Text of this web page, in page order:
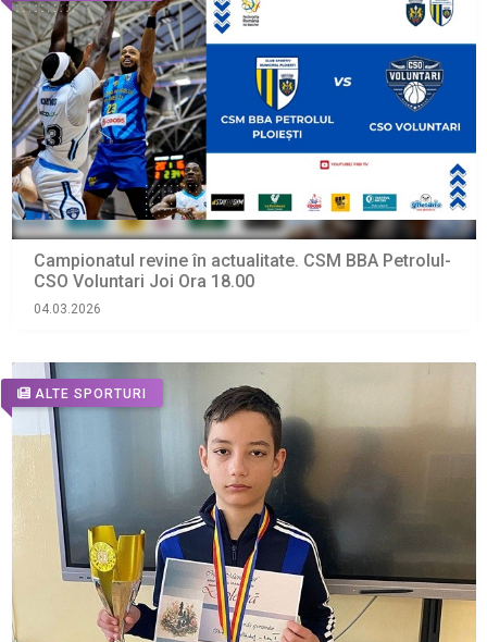
Campionatul revine în actualitate. CSM BBA Petrolul-
CSO Voluntari Joi Ora 18.00
04.03.2026
ALTE SPORTURI